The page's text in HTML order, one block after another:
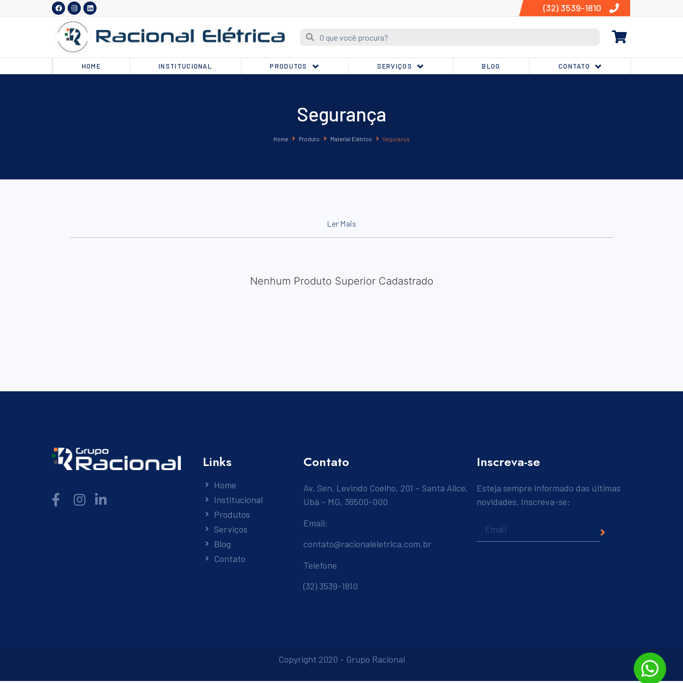
(32) 3539-1810
HOME INSTITUCIONAL PRODUTOS SERVIÇOS BLOG CONTATO
Segurança
Home Produto Material Elétrico Segurança
Ler Mais
Nenhum Produto Superior Cadastrado
Links
Home
Institucional
Produtos
Serviços
Blog
Contato
Contato
Av. Sen. Levindo Coelho, 201 – Santa Alice,
Ubá – MG, 36500-000
Email:
contato@racionaleletrica.com.br
Telefone
(32) 3539-1810
Inscreva-se
Esteja sempre informado das últimas
novidades. Inscreva-se:
Copyright 2020 - Grupo Racional